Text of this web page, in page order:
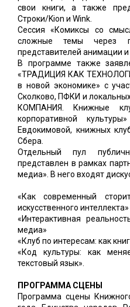
свои книги, а также
Строки/Kion и Wink.
Сессия «Комиксы со
сложные темы через
представителей анимации и
В программе также
«ТРАДИЦИЯ КАК
в новой экономике» с
Сколково, ПФКИ и
КОМПАНИЯ. Книжные
корпоративной
Евдокимовой, книжных
Сбера.
Отдельный пул
представлен в рамках
медиа». В него входят
«Как современный
искусственного интеллекта»
«Интерактивная
медиа»
«Клуб по интересам: как
«Код культуры: как
текстовый язык».
ПРОГРАММА СЦЕНЫ
Программа сцены